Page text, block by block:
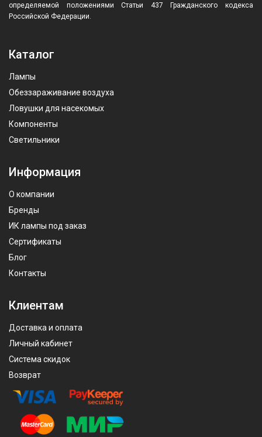
определяемой положениями Статьи 437 Гражданского кодекса
Российской Федерации.
Каталог
Лампы
Обеззараживание воздуха
Ловушки для насекомых
Компоненты
Светильники
Информация
О компании
Бренды
ИК лампы под заказ
Сертификаты
Блог
Контакты
Клиентам
Доставка и оплата
Личный кабинет
Система скидок
Возврат